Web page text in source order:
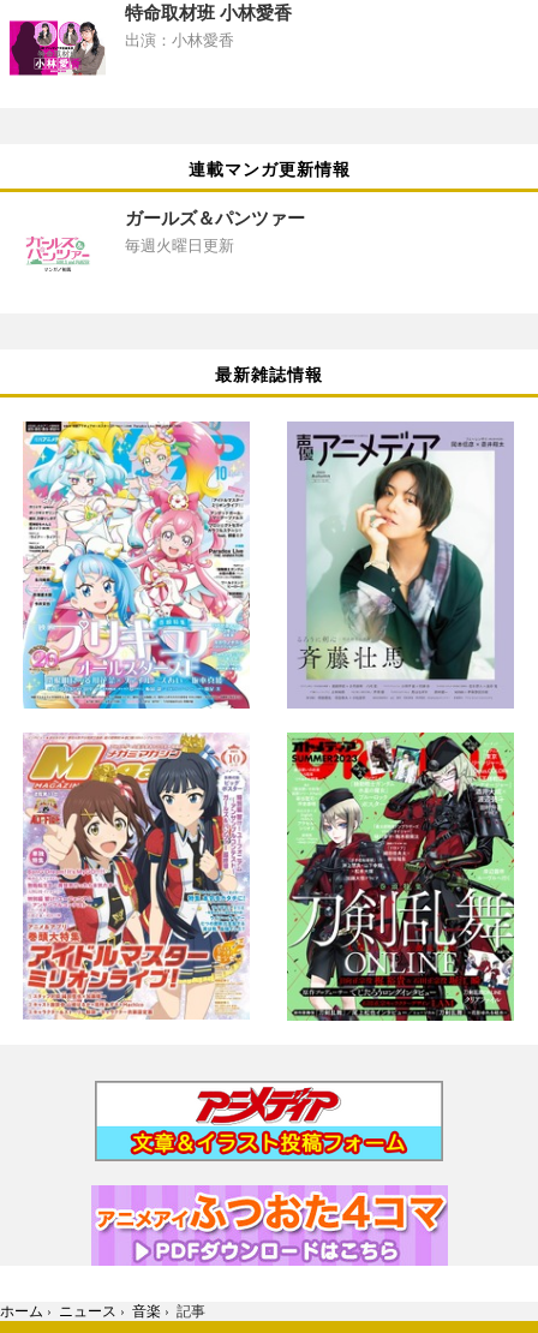
特命取材班 小林愛香
出演：小林愛香
連載マンガ更新情報
ガールズ＆パンツァー
毎週火曜日更新
最新雑誌情報
ホーム › ニュース › 音楽 › 記事